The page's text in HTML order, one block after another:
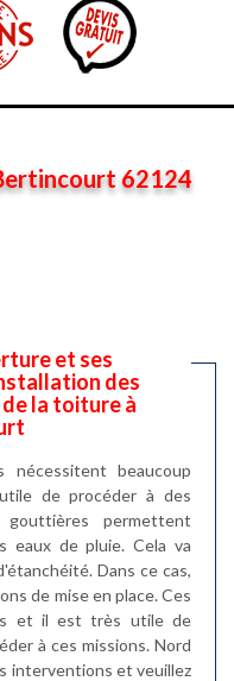
62124
et ses
des
la toiture à
beaucoup
de procéder à des
permettent
eaux de pluie. Cela va
Dans ce cas,
de mise en place. Ces
et il est très utile de
à ces missions. Nord
interventions et veuillez